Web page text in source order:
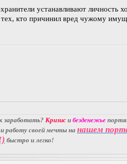
устанавливают личность
кто причинил вред чужому
заработать? Кризис и безденежье
работу своей мечты на нашем
быстро и легко!